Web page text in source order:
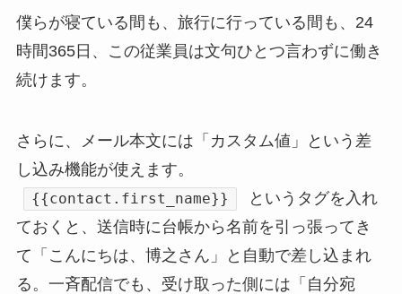
僕らが寝ている間も、旅行に行っている間も、24
時間365日、この従業員は文句ひとつ言わずに働き
続けます。
さらに、メール本文には「カスタム値」という差
し込み機能が使えます。
{{contact.first_name}}
というタグを入れ
ておくと、送信時に台帳から名前を引っ張ってき
て「こんにちは、博之さん」と自動で差し込まれ
る。一斉配信でも、受け取った側には「自分宛